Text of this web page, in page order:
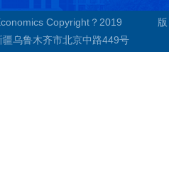
Copyright？2019 版
乌鲁木齐市北京中路449号